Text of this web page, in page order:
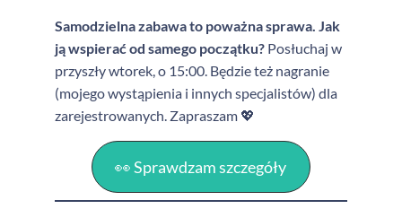
Samodzielna zabawa to poważna sprawa. Jak
ją wspierać od samego początku? Posłuchaj w
przyszły wtorek, o 15:00. Będzie też nagranie
(mojego wystąpienia i innych specjalistów) dla
zarejestrowanych. Zapraszam 💖
👀 Sprawdzam szczegóły